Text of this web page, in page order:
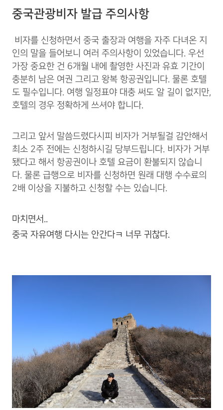
중국관광비자 발급 주의사항
비자를 신청하면서 중국 출장과 여행을 자주 다녀온 지
인의 말을 들어보니 여러 주의사항이 있었습니다. 우선
가장 중요한 건 6개월 내에 촬영한 사진과 유효 기간이
충분히 남은 여권 그리고 왕복 항공권입니다. 물론 호텔
도 필수입니다. 여행 일정표야 대충 써도 알 길이 없지만,
호텔의 경우 정확하게 쓰셔야 합니다.
그리고 앞서 말씀드렸다시피 비자가 거부될걸 감안해서
최소 2주 전에는 신청하시길 당부드립니다. 비자가 거부
됐다고 해서 항공권이나 호텔 요금이 환불되지 않습니
다. 물론 급행으로 비자를 신청하면 원래 대행 수수료의
2배 이상을 지불하고 신청할 수는 있습니다.
마치면서..
중국 자유여행 다시는 안간다ㅋ 너무 귀찮다.